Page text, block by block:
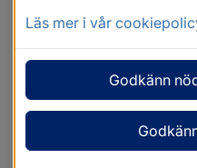
Läs mer i vår
Godkänn